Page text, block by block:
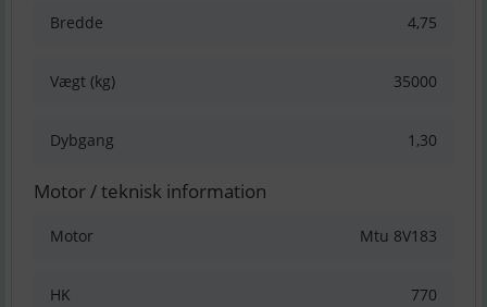
Bredde 4,75
Vægt (kg) 35000
Dybgang 1,30
Motor / teknisk information
Motor Mtu 8V183
HK 770